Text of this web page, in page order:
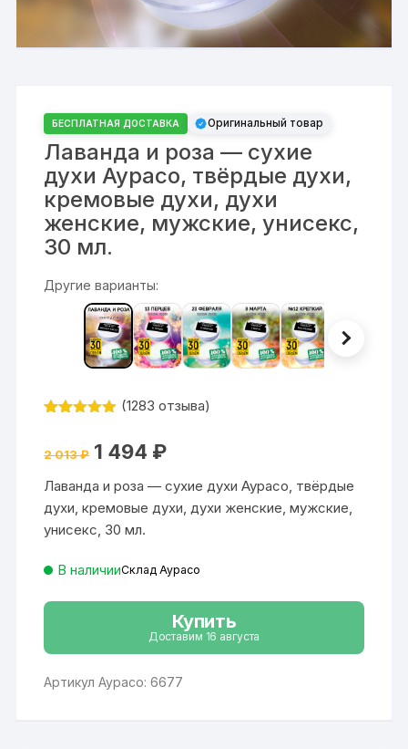
БЕСПЛАТНАЯ ДОСТАВКА Оригинальный товар
Лаванда и роза — сухие
духи Аурасо, твёрдые духи,
кремовые духи, духи
женские, мужские, унисекс,
30 мл.
Другие варианты:
на основе
пользовате
лей
(1283 отзыва)
2 013₽ Первоначальная
цена
2
013 ₽.
1 494 ₽Текущая
494 ₽.
Лаванда и роза — сухие духи Аурасо, твёрдые
духи, кремовые духи, духи женские, мужские,
унисекс, 30 мл.
В наличииСклад Аурасо
Купить
Доставим 16 августа
Артикул Аурасо: 6677